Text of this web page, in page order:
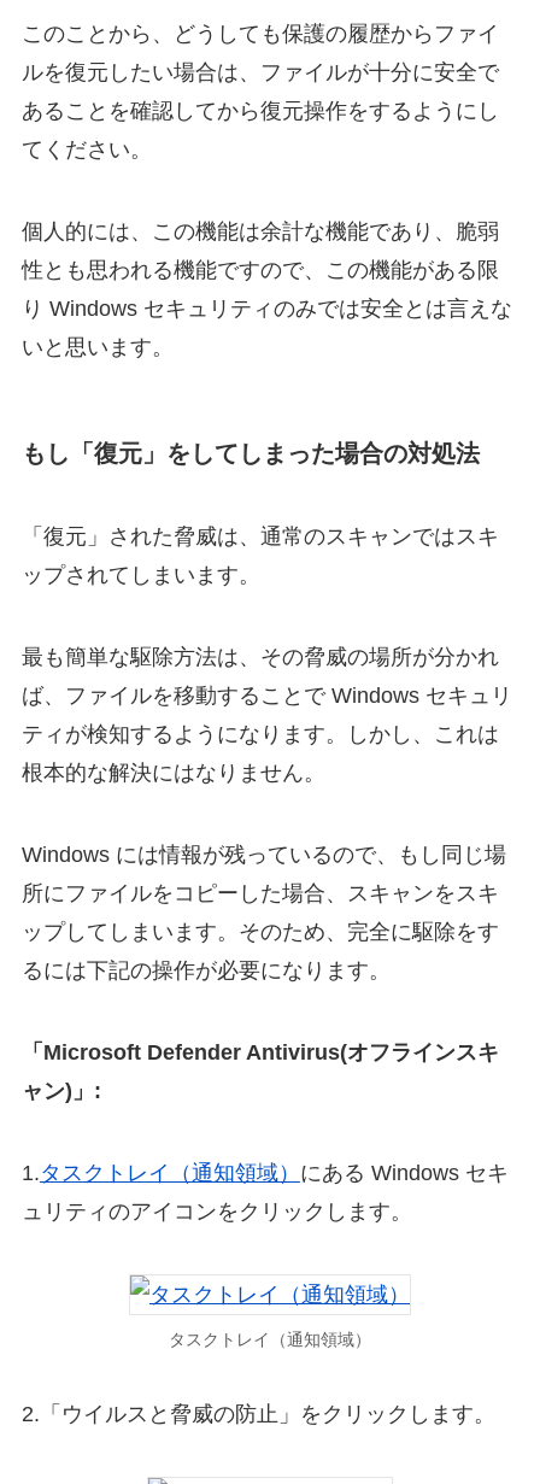
このことから、どうしても保護の履歴からファイ
ルを復元したい場合は、ファイルが十分に安全で
あることを確認してから復元操作をするようにし
てください。
個人的には、この機能は余計な機能であり、脆弱
性とも思われる機能ですので、この機能がある限
り Windows セキュリティのみでは安全とは言えな
いと思います。
もし「復元」をしてしまった場合の対処法
「復元」された脅威は、通常のスキャンではスキ
ップされてしまいます。
最も簡単な駆除方法は、その脅威の場所が分かれ
ば、ファイルを移動することで Windows セキュリ
ティが検知するようになります。しかし、これは
根本的な解決にはなりません。
Windows には情報が残っているので、もし同じ場
所にファイルをコピーした場合、スキャンをスキ
ップしてしまいます。そのため、完全に駆除をす
るには下記の操作が必要になります。
「Microsoft Defender Antivirus(オフラインスキ
ャン)」:
1.タスクトレイ（通知領域） にある Windows セキ
ュリティのアイコンをクリックします。
タスクトレイ（通知領域）
2.「ウイルスと脅威の防止」をクリックします。